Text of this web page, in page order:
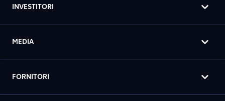
INVESTITORI
MEDIA
FORNITORI